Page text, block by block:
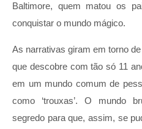
Baltimore, quem matou os
conquistar o mundo mágico.
As narrativas giram em torno
que descobre com tão só 11
em um mundo comum de
como ‘trouxas’. O mundo
segredo para que, assim, se